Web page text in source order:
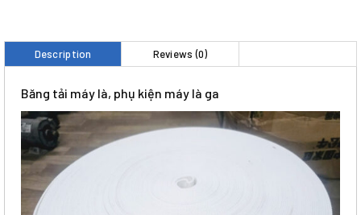
Description Reviews (0)
Băng tải máy là, phụ kiện máy là ga